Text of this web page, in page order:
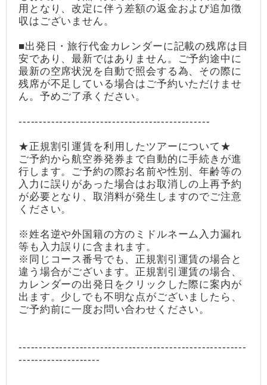
用となり、改定に伴う差額の返金および追加徴
収はございません。
■出発日・旅行代金カレンダーに記載の残席は目
安であり、最新ではありません。ご予約途中に
最新の空席状況を自動で照会する為、その際に
残席が不足している場合はご予約いただけませ
ん。予めご了承ください。
-----------------------------------------------
★正規割引運賃を利用したツアーについて★
ご予約から航空券発券まで自動的に手続きが進
行します。ご予約の際お名前や性別、年齢等の
入力に誤りがあった場合はお取消しの上再予約
が必要となり、取消料が発生しますのでご注意
ください。
※姓名逆や外国籍の方のミドルネーム入力漏れ
等も入力誤りに含まれます。
※同じコース番号でも、正規割引運賃の場合と
違う場合がございます。正規割引運賃の場合、
カレンダーの出発日をクリックした際に案内が
出ます。少しでも不明な点がございましたら、
ご予約前に一度お問い合わせください。
--------------------------------------------------------
--------------------